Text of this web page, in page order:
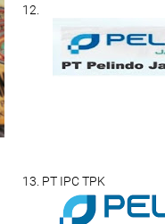
12.
13. PT IPC TPK